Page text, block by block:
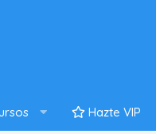
Hazte VIP